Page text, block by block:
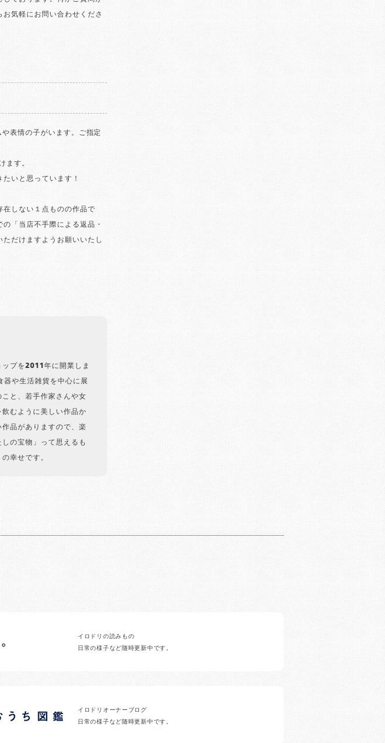
気軽にお問い合わせくださ
表情の子がいます。ご指定
ます。
いと思っています！
在しない１点ものの作品で
「当店不手際による返品・
だけますようお願いいたし
プを2011年に開業しま
器や生活雑貨を中心に展
と、若手作家さんや女
むように美しい作品か
品がありますので、楽
の宝物」って思えるも
幸せです。
イロドリの読みもの
日常の様子など随時更新中です。
イロドリオーナーブログ
日常の様子など随時更新中です。